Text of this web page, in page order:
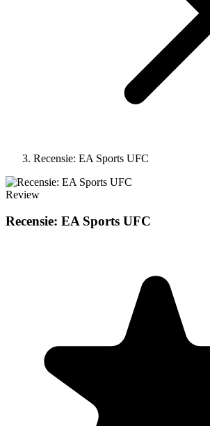
Recensie: EA Sports UFC
Review
Recensie: EA Sports UFC